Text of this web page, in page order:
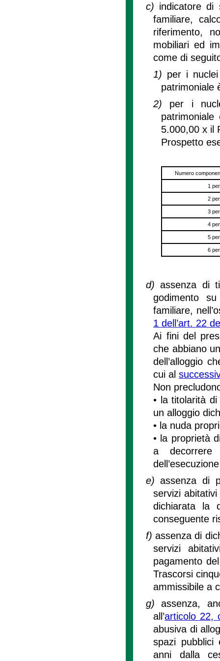
c) indicatore di
familiare,
riferimento,
mobiliari ed
come di
1) per i
patrimoniale
2) per i
5.000,00 x il
Prospetto
Numero
1
2
3
4
5
6
d)assenza di
godimento
familiare,
1 dell’art. 22
Ai fini del
che abbiano
dell’alloggio
cui al
Non
• la titolarità
un alloggio
• la nuda
• la proprietà
a decorrere
e)assenza di
servizi
dichiarata la
conseguente
f)assenza di
servizi
pagamento
Trascorsi
ammissibile a
g)assenza,
all’articolo 22,
abusiva di
spazi pubblici
anni dalla